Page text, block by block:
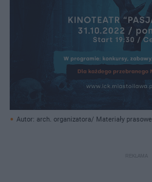
Autor: arch. organizatora/ Materiały prasowe